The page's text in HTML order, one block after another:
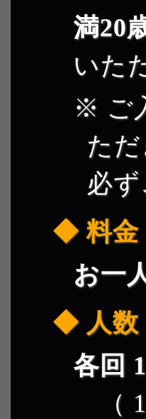
満20
いた
ご
ただ
必
料金
お一
人数
各回
（ 1